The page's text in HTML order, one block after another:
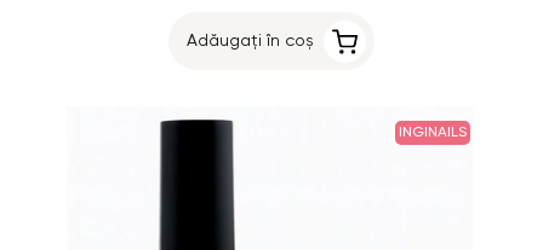
Adăugați în coș
INGINAILS